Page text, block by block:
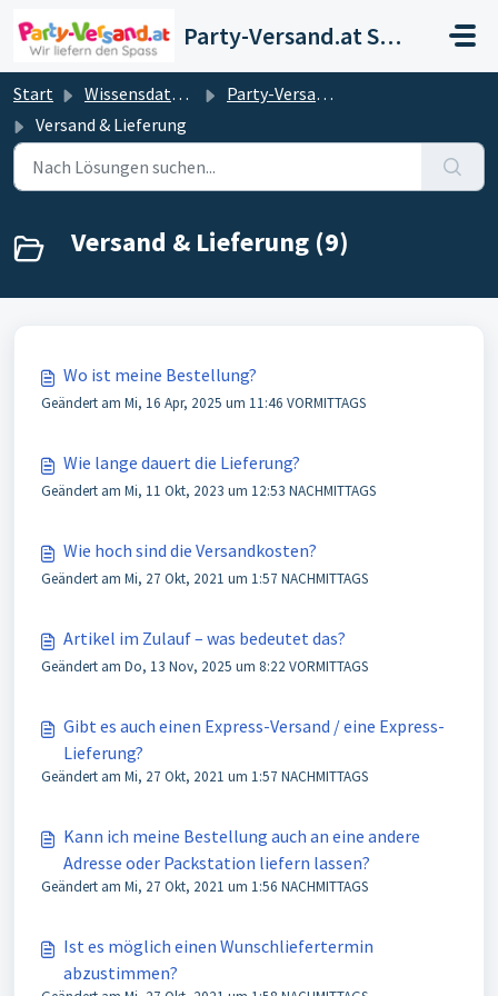
Party-Versand.at Support
Start Wissensdatenbank
Party-Versand.at
Versand & Lieferung
Versand & Lieferung (9)
Wo ist meine Bestellung?
Geändert am Mi, 16 Apr, 2025 um 11:46 VORMITTAGS
Wie lange dauert die Lieferung?
Geändert am Mi, 11 Okt, 2023 um 12:53 NACHMITTAGS
Wie hoch sind die Versandkosten?
Geändert am Mi, 27 Okt, 2021 um 1:57 NACHMITTAGS
Artikel im Zulauf – was bedeutet das?
Geändert am Do, 13 Nov, 2025 um 8:22 VORMITTAGS
Gibt es auch einen Express-Versand / eine Express-
Lieferung?
Geändert am Mi, 27 Okt, 2021 um 1:57 NACHMITTAGS
Kann ich meine Bestellung auch an eine andere
Adresse oder Packstation liefern lassen?
Geändert am Mi, 27 Okt, 2021 um 1:56 NACHMITTAGS
Ist es möglich einen Wunschliefertermin
abzustimmen?